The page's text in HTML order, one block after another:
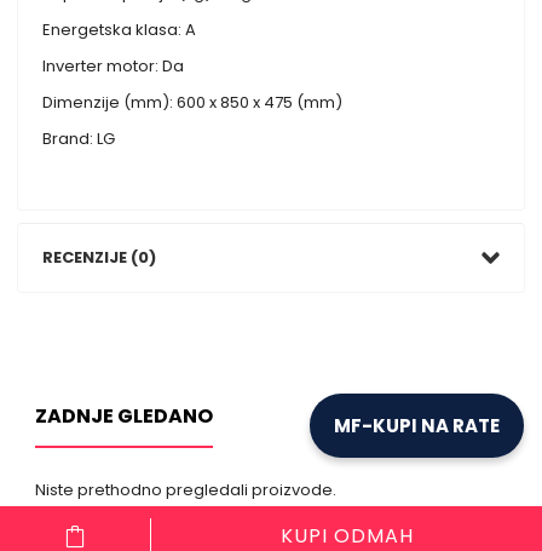
KUPI ODMAH
Energetska klasa: A
Inverter motor: Da
Dimenzije (mm): 600 x 850 x 475 (mm)
Brand: LG
RECENZIJE (0)
ZADNJE GLEDANO
Niste prethodno pregledali proizvode.
MF-KUPI NA RATE